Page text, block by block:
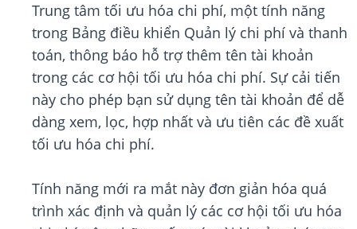
Trung tâm tối ưu hóa chi phí, một tính năng
trong Bảng điều khiển Quản lý chi phí và thanh
toán, thông báo hỗ trợ thêm tên tài khoản
trong các cơ hội tối ưu hóa chi phí. Sự cải tiến
này cho phép bạn sử dụng tên tài khoản để dễ
dàng xem, lọc, hợp nhất và ưu tiên các đề xuất
tối ưu hóa chi phí.
Tính năng mới ra mắt này đơn giản hóa quá
trình xác định và quản lý các cơ hội tối ưu hóa